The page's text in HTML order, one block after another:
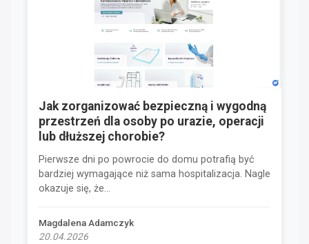
Jak zorganizować bezpieczną i wygodną
przestrzeń dla osoby po urazie, operacji
lub dłuższej chorobie?
Pierwsze dni po powrocie do domu potrafią być
bardziej wymagające niż sama hospitalizacja. Nagle
okazuje się, że...
Magdalena Adamczyk
20.04.2026